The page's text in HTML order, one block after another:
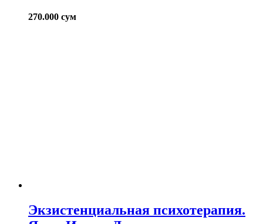
270.000 сум
Экзистенциальная психотерапия.